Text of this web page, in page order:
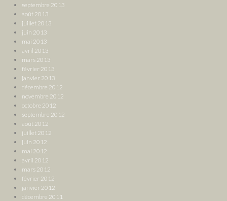
septembre 2013
août 2013
juillet 2013
juin 2013
mai 2013
avril 2013
mars 2013
février 2013
janvier 2013
décembre 2012
novembre 2012
octobre 2012
septembre 2012
août 2012
juillet 2012
juin 2012
mai 2012
avril 2012
mars 2012
février 2012
janvier 2012
décembre 2011